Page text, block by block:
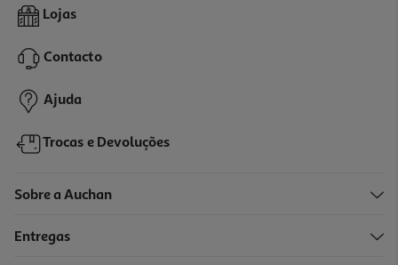
Toalha Praia Microfibra Actuel 80x130cm Cores Sortidas
Price reduced from
6,99 €to
4,00 €
-20%
Lojas
Contacto
Ajuda
Trocas e Devoluções
Sobre a Auchan
Entregas